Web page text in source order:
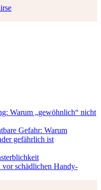
Warum „gewöhnlich“ nicht
Gefahr: Warum
gefährlich ist
vor schädlichen Handy-